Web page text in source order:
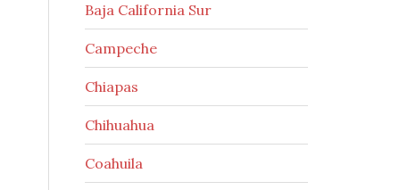
Baja California Sur
Campeche
Chiapas
Chihuahua
Coahuila